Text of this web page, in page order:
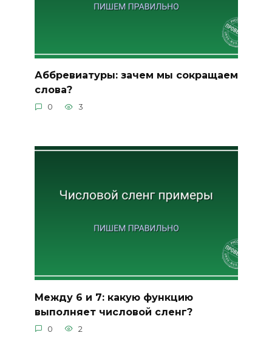
Аббревиатуры: зачем мы сокращаем
слова?
0 3
Между 6 и 7: какую функцию
выполняет числовой сленг?
0 2